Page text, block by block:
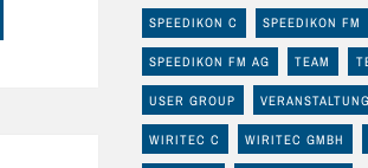
SPEEDIKON C SPEEDIKON FM
SPEEDIKON FM AG TEAM
USER GROUP VERANSTALTUNG
WIRITEC C WIRITEC GMBH